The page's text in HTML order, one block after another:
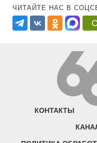
ЧИТАЙТЕ НАС В
КОНТАКТЫ